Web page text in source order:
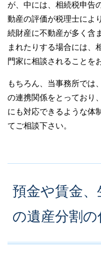
が、中には、相続税申告
動産の評価が税理士によ
続財産に不動産が多く含
まれたりする場合には、
門家に相談されることを
もちろん、当事務所では
の連携関係をとっており
にも対応できるような体
てご相談下さい。
預金や賃金
の遺産分割の